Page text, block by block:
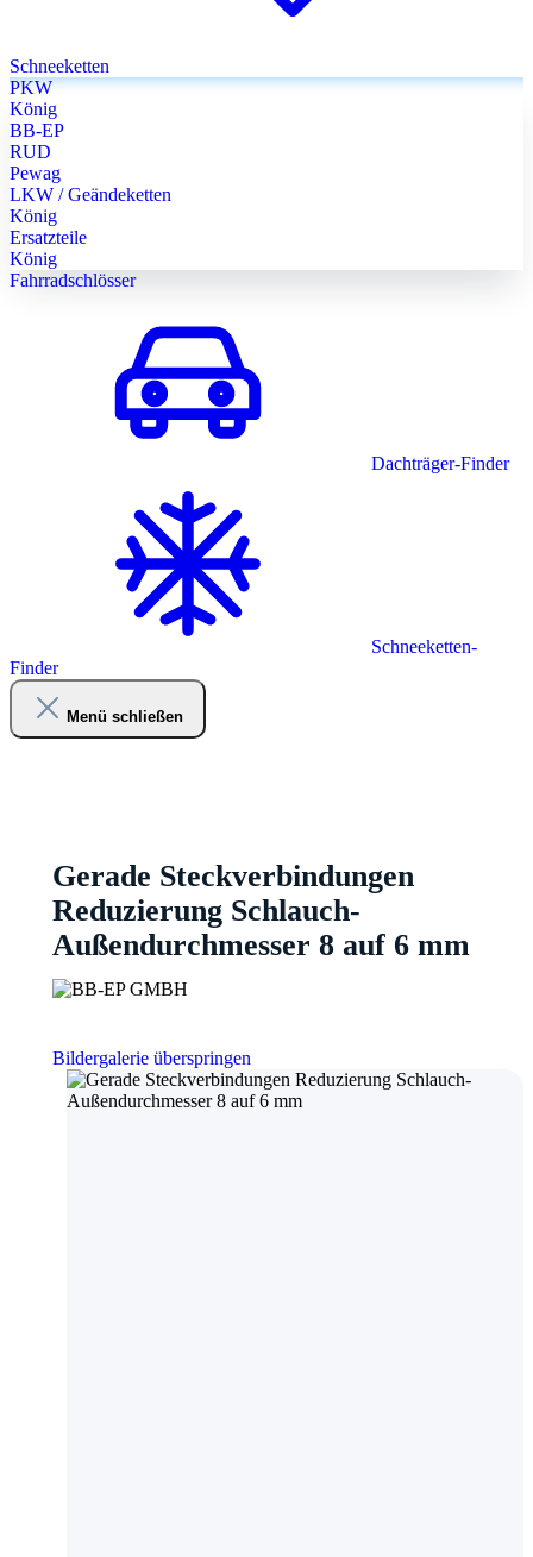
Schneeketten
PKW
König
BB-EP
RUD
Pewag
LKW / Geändeketten
König
Ersatzteile
König
Fahrradschlösser
Dachträger-Finder
Schneeketten-
Finder
Menü schließen
Gerade Steckverbindungen
Reduzierung Schlauch-
Außendurchmesser 8 auf 6 mm
Bildergalerie überspringen